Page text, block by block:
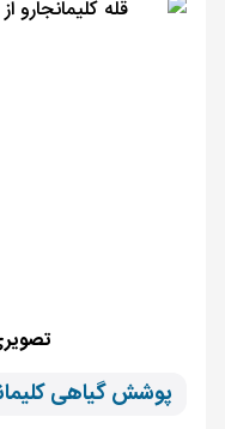
پوشش گیاهی